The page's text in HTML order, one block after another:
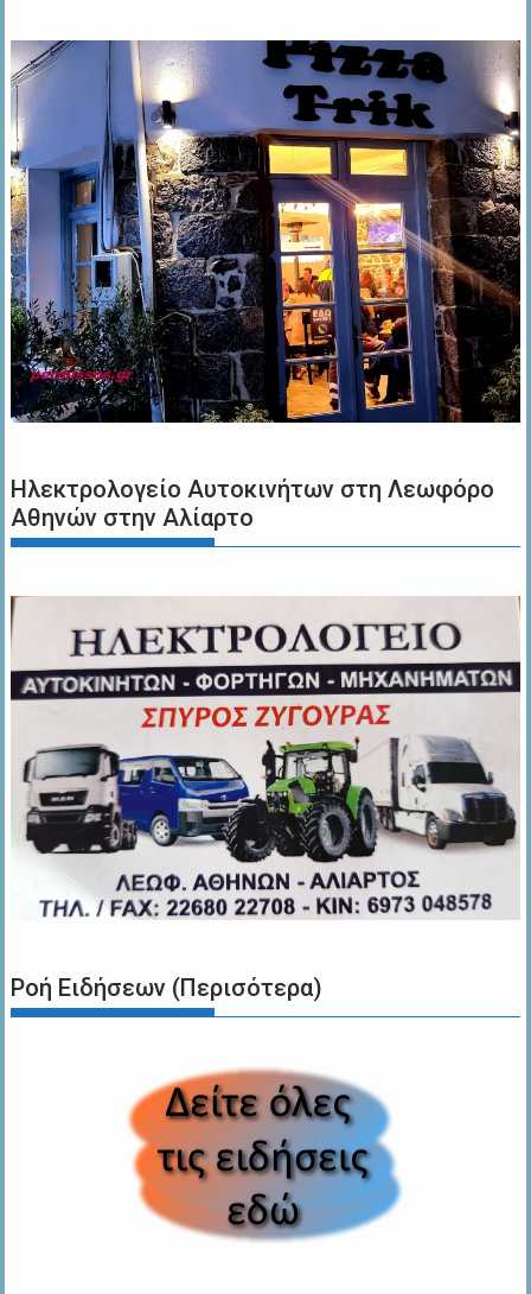
Ηλεκτρολογείο Αυτοκινήτων στη Λεωφόρο
Αθηνών στην Αλίαρτο
Ροή Ειδήσεων (Περισότερα)